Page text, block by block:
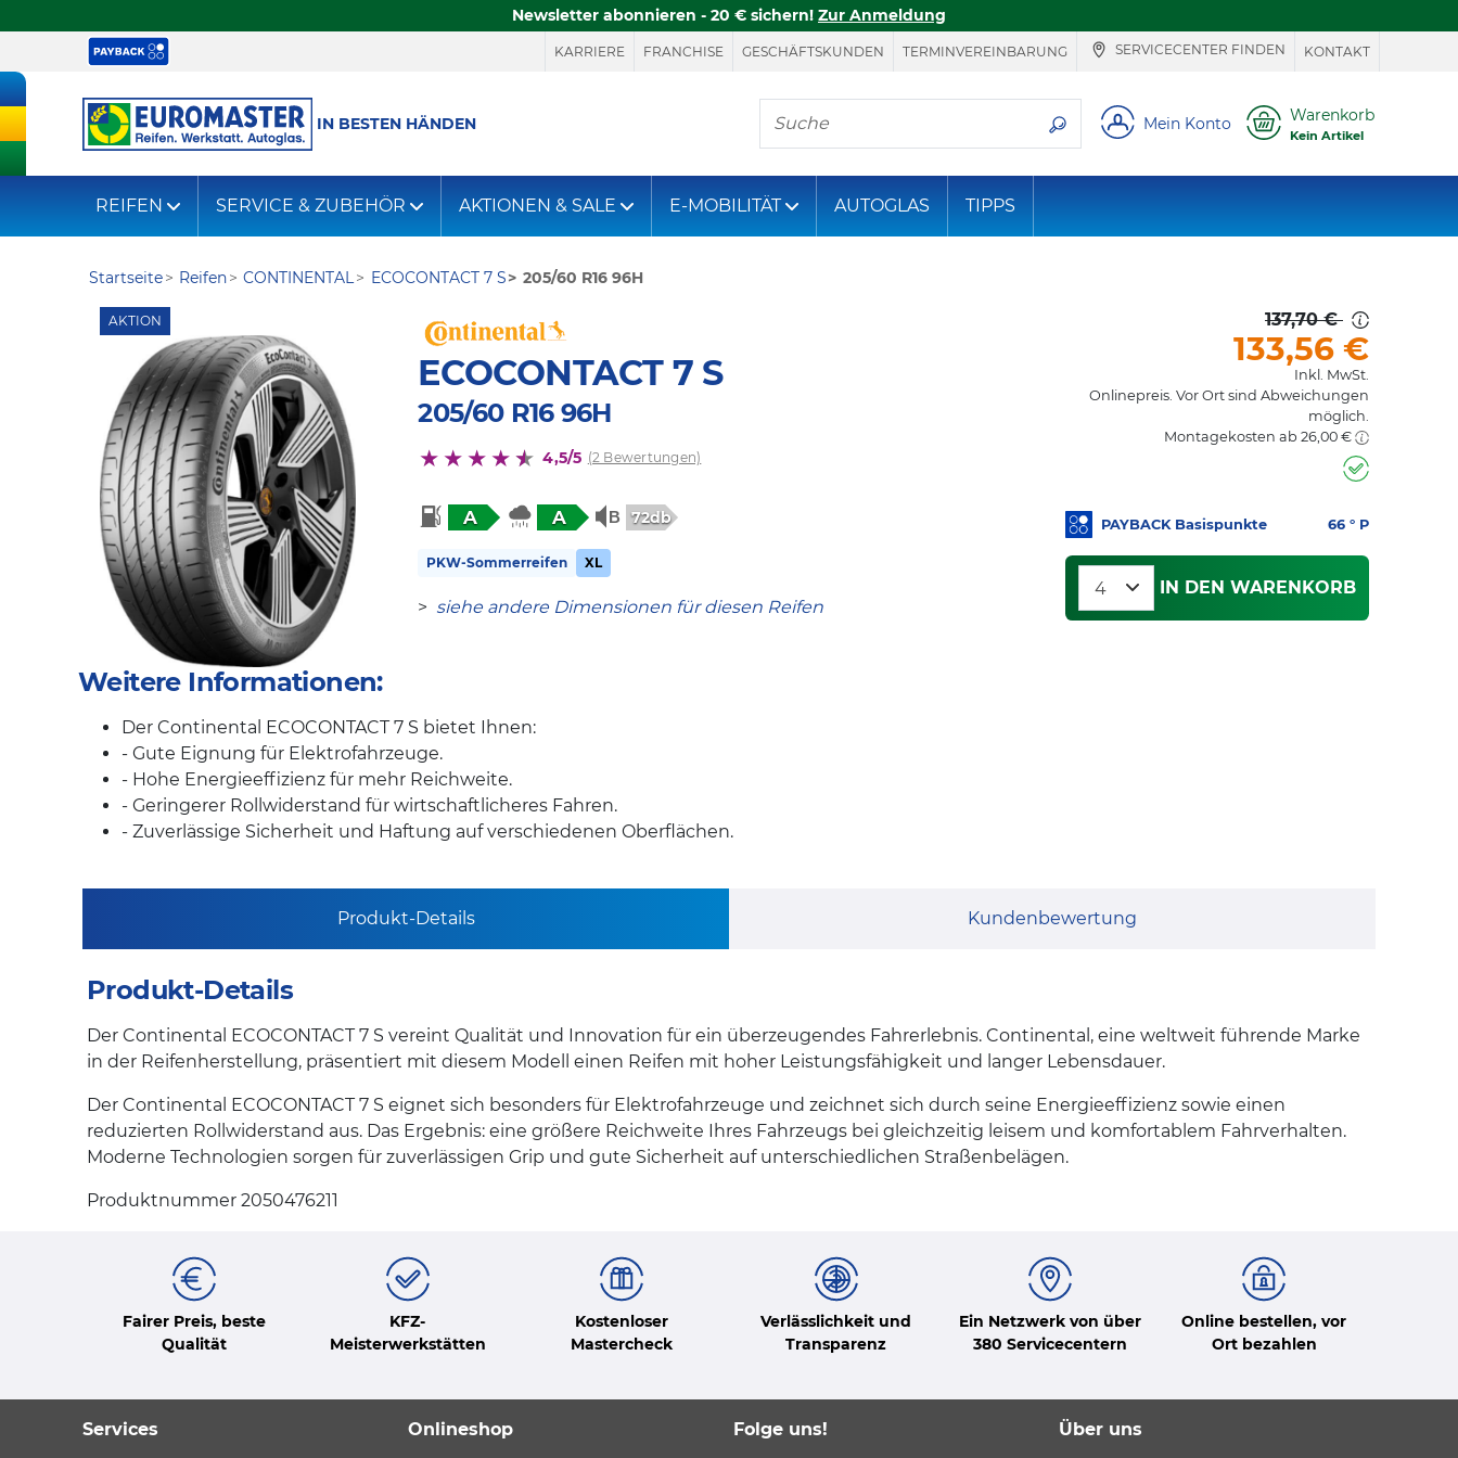
Newsletter abonnieren - 20 € sichern! Zur Anmeldung
KARRIERE FRANCHISE GESCHÄFTSKUNDEN TERMINVEREINBARUNG SERVICECENTER FINDEN KONTAKT
IN BESTEN HÄNDEN
Hier finden Sie, was Sie suchen
Mein Konto Warenkorb
Kein Artikel
REIFEN SERVICE & ZUBEHÖR AKTIONEN & SALE E-MOBILITÄT AUTOGLAS TIPPS
Startseite Reifen CONTINENTAL ECOCONTACT 7 S 205/60 R16 96H
AKTION
ECOCONTACT 7 S
205/60 R16 96H
4,5/5 (2 Bewertungen)
A A 72db
PKW-Sommerreifen XL
> siehe andere Dimensionen für diesen Reifen
137,70 €
133,56 €
Inkl. MwSt.
Onlinepreis. Vor Ort sind Abweichungen
möglich.
Montagekosten ab 26,00 €
PAYBACK Basispunkte 66 ° P
IN DEN WARENKORB
Weitere Informationen:
Der Continental ECOCONTACT 7 S bietet Ihnen:
- Gute Eignung für Elektrofahrzeuge.
- Hohe Energieeffizienz für mehr Reichweite.
- Geringerer Rollwiderstand für wirtschaftlicheres Fahren.
- Zuverlässige Sicherheit und Haftung auf verschiedenen Oberflächen.
Produkt-Details Kundenbewertung
Produkt-Details
Der Continental ECOCONTACT 7 S vereint Qualität und Innovation für ein überzeugendes Fahrerlebnis. Continental, eine weltweit führende Marke
in der Reifenherstellung, präsentiert mit diesem Modell einen Reifen mit hoher Leistungsfähigkeit und langer Lebensdauer.
Der Continental ECOCONTACT 7 S eignet sich besonders für Elektrofahrzeuge und zeichnet sich durch seine Energieeffizienz sowie einen
reduzierten Rollwiderstand aus. Das Ergebnis: eine größere Reichweite Ihres Fahrzeugs bei gleichzeitig leisem und komfortablem Fahrverhalten.
Moderne Technologien sorgen für zuverlässigen Grip und gute Sicherheit auf unterschiedlichen Straßenbelägen.
Produktnummer 2050476211
Fairer Preis, beste
Qualität
KFZ-
Meisterwerkstätten
Kostenloser
Mastercheck
Verlässlichkeit und
Transparenz
Ein Netzwerk von über
380 Servicecentern
Online bestellen, vor
Ort bezahlen
Services Onlineshop Folge uns! Über uns